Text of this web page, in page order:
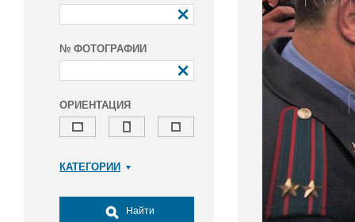
№ ФОТОГРАФИИ
ОРИЕНТАЦИЯ
КАТЕГОРИИ
Досуг, туризм и отдых
Найти